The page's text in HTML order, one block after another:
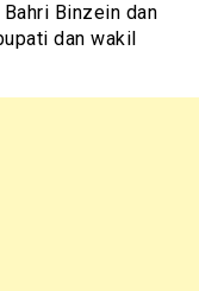
Binzein dan
dan wakil